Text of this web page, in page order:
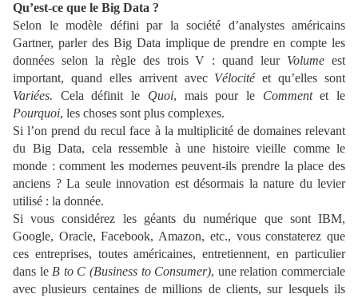
Qu’est-ce que le Big Data ?
Selon le modèle défini par la société d’analystes américains
Gartner, parler des Big Data implique de prendre en compte les
données selon la règle des trois V : quand leur Volumeest
important, quand elles arrivent avec Vélocitéet qu’elles sont
Variées. Cela définit le Quoi, mais pour le Commentet le
Pourquoi, les choses sont plus complexes.
Si l’on prend du recul face à la multiplicité de domaines relevant
du Big Data, cela ressemble à une histoire vieille comme le
monde : comment les modernes peuvent-ils prendre la place des
anciens ? La seule innovation est désormais la nature du levier
utilisé : la donnée.
Si vous considérez les géants du numérique que sont IBM,
Google, Oracle, Facebook, Amazon, etc., vous constaterez que
ces entreprises, toutes américaines, entretiennent, en particulier
dans le B to C (Business to Consumer), une relation commerciale
avec plusieurs centaines de millions de clients, sur lesquels ils